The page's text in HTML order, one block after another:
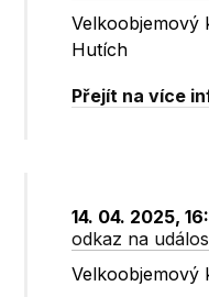
Velkoobjemový
Hutích
Přejít na více
14. 04. 2025,
odkaz na
Velkoobjemový